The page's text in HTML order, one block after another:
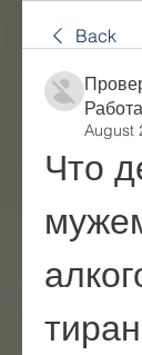
Back
August
Что